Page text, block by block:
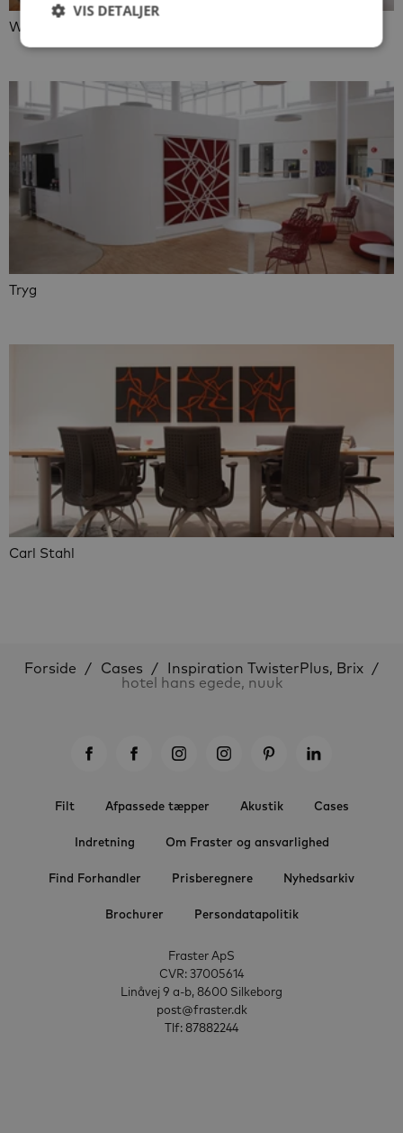
Willis & Twister
Tryg
Carl Stahl
Forside Cases
Inspiration TwisterPlus, Brix
hotel hans egede, nuuk
Filt Afpassede tæpper Akustik Cases
Indretning Om Fraster og ansvarlighed
Find Forhandler Prisberegnere Nyhedsarkiv
Brochurer Persondatapolitik
Fraster ApS
CVR: 37005614
Linåvej 9 a-b, 8600 Silkeborg
post@fraster.dk
Tlf: 87882244
VIS DETALJER